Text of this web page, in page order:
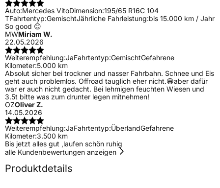
Auto:Mercedes VitoDimension:195/65 R16C 104
TFahrtentyp:GemischtJährliche Fahrleistung:bis 15.000 km / Jahr
So good 😊
MWMiriam W.
22.05.2026
Weiterempfehlung:JaFahrtentyp:GemischtGefahrene
Kilometer:5.000 km
Absolut sicher bei trockner und nasser Fahrbahn. Schnee und Eis
geht auch problemlos. Offroad tauglich eher nicht.😁aber dafür
war er auch nicht gedacht. Bei lehmigen feuchten Wiesen und
3.5t bitte was zum drunter legen mitnehmen!
OZOliver Z.
14.05.2026
Weiterempfehlung:JaFahrtentyp:ÜberlandGefahrene
Kilometer:3.500 km
Bis jetzt alles gut ,laufen schön ruhig
alle Kundenbewertungen anzeigen
Produktdetails